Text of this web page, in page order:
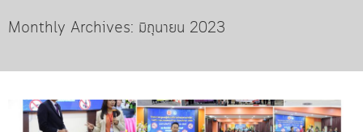
Monthly Archives: มิถุนายน 2023